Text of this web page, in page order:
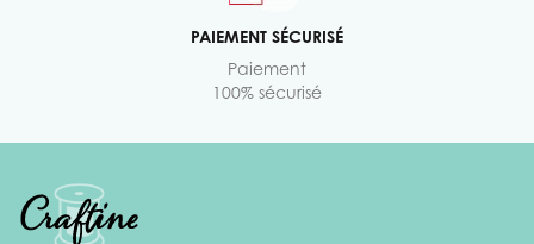
PAIEMENT SÉCURISÉ
Paiement
100% sécurisé